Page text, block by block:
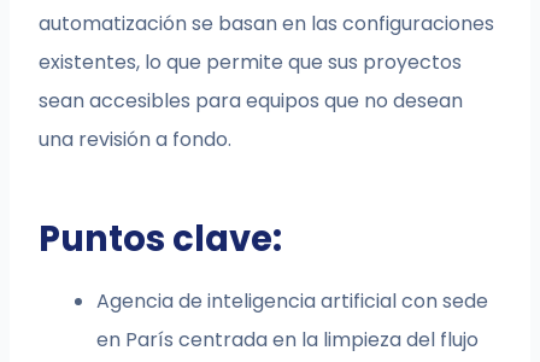
automatización se basan en las configuraciones
existentes, lo que permite que sus proyectos
sean accesibles para equipos que no desean
una revisión a fondo.
Puntos clave:
Agencia de inteligencia artificial con sede
en París centrada en la limpieza del flujo